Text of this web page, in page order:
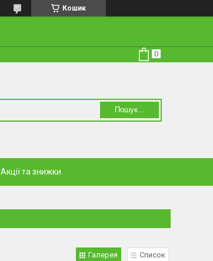
Кошик
Пошук...
Акції та знижки
Галерея Список